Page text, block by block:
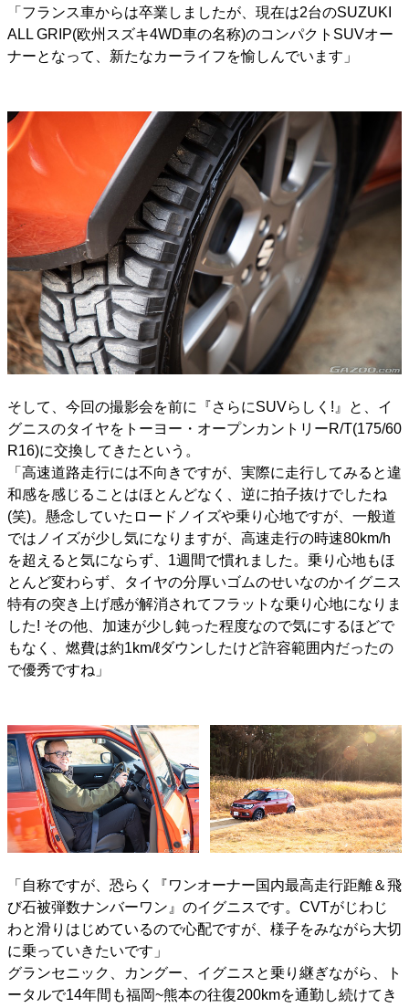
「フランス車からは卒業しましたが、現在は2台のSUZUKI
ALL GRIP(欧州スズキ4WD車の名称)のコンパクトSUVオー
ナーとなって、新たなカーライフを愉しんでいます」
そして、今回の撮影会を前に『さらにSUVらしく!』と、イ
グニスのタイヤをトーヨー・オープンカントリーR/T(175/60
R16)に交換してきたという。
「高速道路走行には不向きですが、実際に走行してみると違
和感を感じることはほとんどなく、逆に拍子抜けでしたね
(笑)。懸念していたロードノイズや乗り心地ですが、一般道
ではノイズが少し気になりますが、高速走行の時速80km/h
を超えると気にならず、1週間で慣れました。乗り心地もほ
とんど変わらず、タイヤの分厚いゴムのせいなのかイグニス
特有の突き上げ感が解消されてフラットな乗り心地になりま
した! その他、加速が少し鈍った程度なので気にするほどで
もなく、燃費は約1km/ℓダウンしたけど許容範囲内だったの
で優秀ですね」
「自称ですが、恐らく『ワンオーナー国内最高走行距離＆飛
び石被弾数ナンバーワン』のイグニスです。CVTがじわじ
わと滑りはじめているので心配ですが、様子をみながら大切
に乗っていきたいです」
グランセニック、カングー、イグニスと乗り継ぎながら、ト
ータルで14年間も福岡~熊本の往復200kmを通勤し続けてき